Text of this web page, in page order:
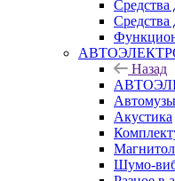
Средства
Назад
Акустика
Шумо-